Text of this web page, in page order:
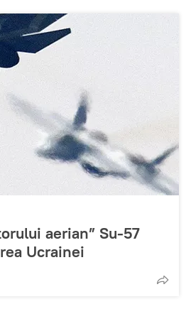
aerian” Su-57
Ucrainei